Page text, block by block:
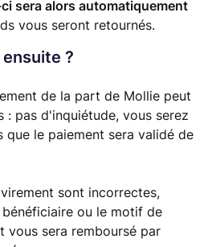
sera alors automatiquement
vous seront retournés.
?
de la part de Mollie peut
: pas d'inquiétude, vous serez
que le paiement sera validé de
sont incorrectes,
ou le motif de
vous sera remboursé par